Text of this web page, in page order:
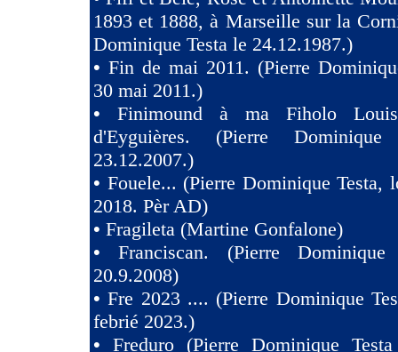
1893 et 1888, à Marseille sur la
Dominique Testa le 24.12.1987.)
• Fin de mai 2011. (Pierre
30 mai 2011.)
• Finimound à ma Fiholo
d'Eyguières. (Pierre
23.12.2007.)
• Fouele... (Pierre Dominique Testa,
2018. Pèr AD)
• Fragileta (Martine Gonfalone)
•Franciscan. (Pierre
20.9.2008)
•Fre 2023 .... (Pierre Dominique
febrié 2023.)
• Freduro (Pierre Dominique